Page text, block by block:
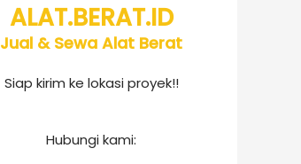
ALAT.BERAT.ID
Jual & Sewa Alat Berat
Siap kirim ke lokasi proyek!!
Hubungi kami: